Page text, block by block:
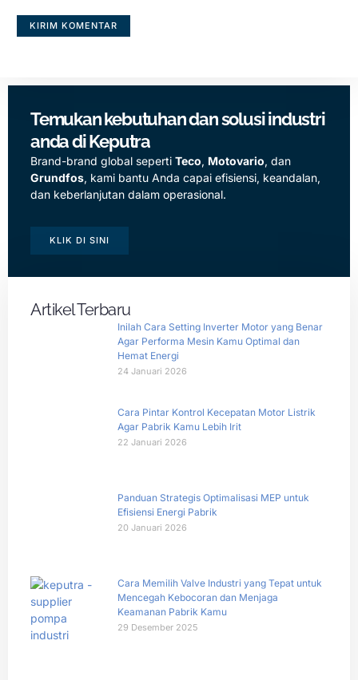
Temukan kebutuhan dan solusi industri
anda di Keputra
Brand-brand global seperti Teco, Motovario, dan
Grundfos, kami bantu Anda capai efisiensi, keandalan,
dan keberlanjutan dalam operasional.
KLIK DI SINI
Artikel Terbaru
Inilah Cara Setting Inverter Motor yang Benar
Agar Performa Mesin Kamu Optimal dan
Hemat Energi
24 Januari 2026
Cara Pintar Kontrol Kecepatan Motor Listrik
Agar Pabrik Kamu Lebih Irit
22 Januari 2026
Panduan Strategis Optimalisasi MEP untuk
Efisiensi Energi Pabrik
20 Januari 2026
Cara Memilih Valve Industri yang Tepat untuk
Mencegah Kebocoran dan Menjaga
Keamanan Pabrik Kamu
29 Desember 2025